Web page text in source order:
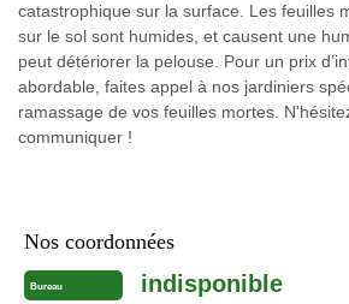
catastrophique sur la surface. Les feuilles
sur le sol sont humides, et causent une
peut détériorer la pelouse. Pour un prix
abordable, faites appel à nos jardiniers
ramassage de vos feuilles mortes.
communiquer !
Nos coordonnées
Bureau indisponible